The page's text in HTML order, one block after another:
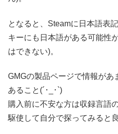
となると、Steamに日本語表
キーにも日本語がある可能性
はできない)。
GMGの製品ページで情報があ
あること(´･_･`)
購入前に不安な方は収録言語
駆使して自分で探ってみると